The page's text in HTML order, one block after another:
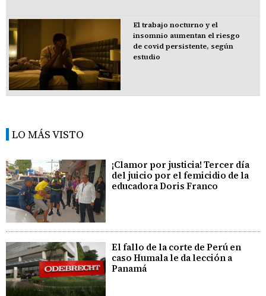
El trabajo nocturno y el
insomnio aumentan el riesgo
de covid persistente, según
estudio
LO MÁS VISTO
¡Clamor por justicia! Tercer día
del juicio por el femicidio de la
educadora Doris Franco
El fallo de la corte de Perú en
caso Humala le da lección a
Panamá